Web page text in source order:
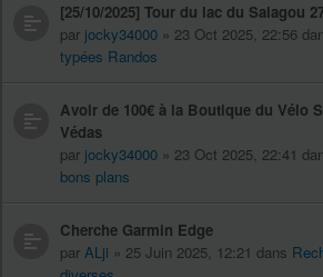
[25/10/2025] Tour du lac du Salagou
par jocky34000 » 23 Oct 2025, 22:56
typées Randos
Avoir de 100€ à la Boutique du Vélo
Védas
par jocky34000 » 23 Oct 2025, 22:41
bons plans
Cherche Garmin Edge
par ALji » 25 Juin 2025, 12:21 dans